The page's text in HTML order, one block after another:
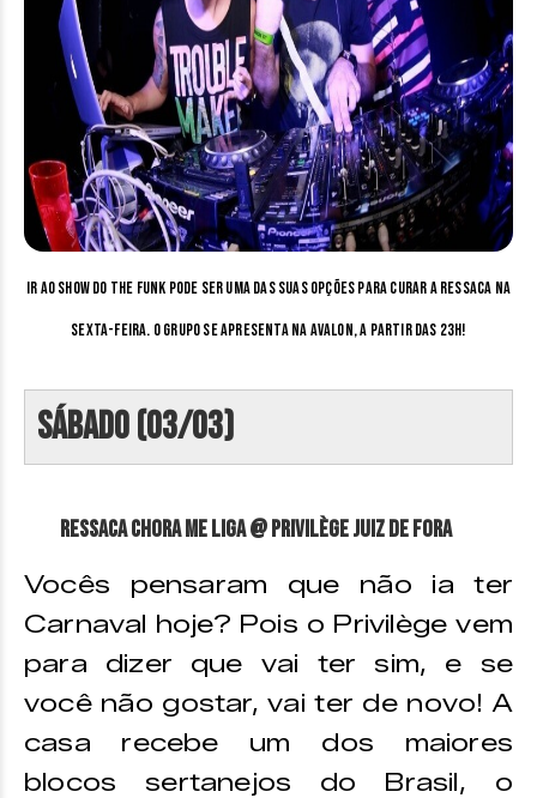
Ir ao show do The Funk pode ser uma das suas opções para curar a ressaca na
sexta-feira. O grupo se apresenta na Avalon, a partir das 23h!
Sábado (03/03)
Ressaca Chora Me Liga @ Privilège Juiz de Fora
Vocês pensaram que não ia ter
Carnaval hoje? Pois o Privilège vem
para dizer que vai ter sim, e se
você não gostar, vai ter de novo! A
casa recebe um dos maiores
blocos sertanejos do Brasil, o